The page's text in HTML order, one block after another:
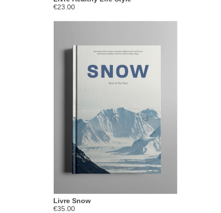
€23.00
Livre Snow
€35.00